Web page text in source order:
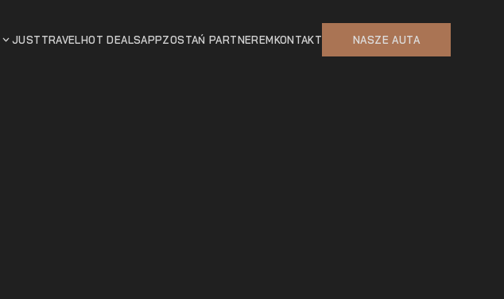
JUSTTRAVELHOT DEALSAPPZOSTAŃ PARTNEREMKONTAKT NASZE AUTA